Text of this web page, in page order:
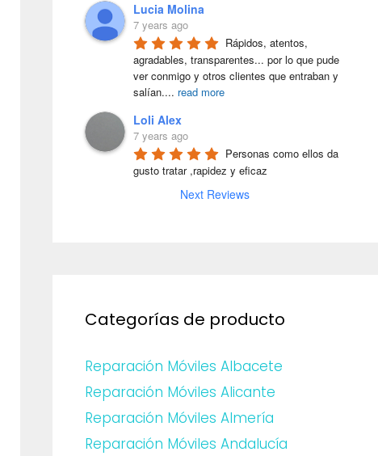
Lucia Molina
7 years ago
Rápidos, atentos,
agradables, transparentes... por lo que pude
ver conmigo y otros clientes que entraban y
salían.... read more
Loli Alex
7 years ago
Personas como ellos da
gusto tratar ,rapidez y eficaz
Next Reviews
Categorías de producto
Reparación Móviles Albacete
Reparación Móviles Alicante
Reparación Móviles Almería
Reparación Móviles Andalucía